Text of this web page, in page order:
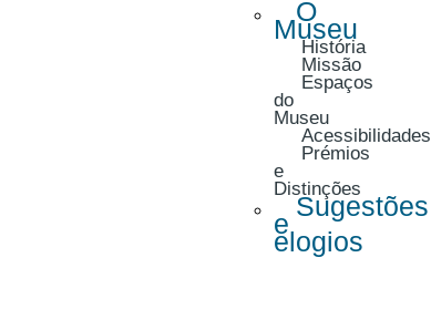
O
Museu
História
Missão
Espaços
do
Museu
Acessibilidades
Prémios
e
Distinções
Sugestões
e
elogios